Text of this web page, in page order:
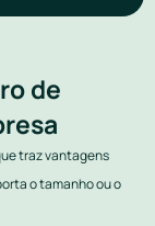
de
traz vantagens
o tamanho ou o